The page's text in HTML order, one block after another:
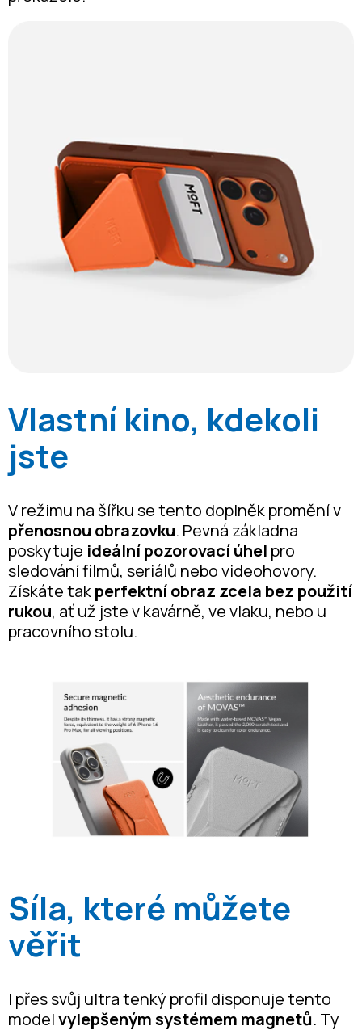
Vlastní kino, kdekoli
jste
V režimu na šířku se tento doplněk promění v
přenosnou obrazovku. Pevná základna
poskytuje ideální pozorovací úhel pro
sledování filmů, seriálů nebo videohovory.
Získáte takperfektní obraz zcela bez použití
rukou, ať už jste v kavárně, ve vlaku, nebo u
pracovního stolu.
Síla, které můžete
věřit
I přes svůj ultra tenký profil disponuje tento
modelvylepšeným systémem magnetů. Ty